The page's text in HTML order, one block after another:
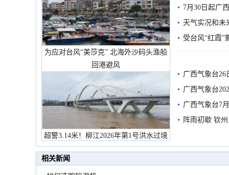
为应对台风“美莎克” 北海外沙码头渔船
回港避风
超警3.14米！柳江2026年第1号洪水过境
市民在堤岸见证汛况
7月30日起广
天气实况和未
受台风“红霞”
有较强降雨
广西气象台26
广西气象台
预警
广西气象台7
阵雨初歇 钦
相关新闻